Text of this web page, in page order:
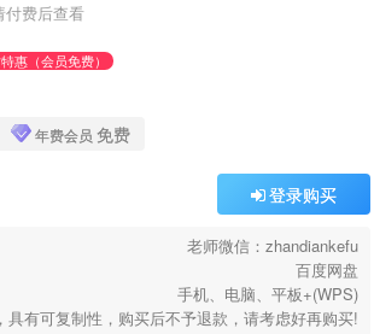
付费后查看
惠（会员免费）
年费会员 免费
登录购买
老师微信：zhandiankefu
百度网盘
手机、电脑、平板+(WPS)
具有可复制性，购买后不予退款，请考虑好再购买!